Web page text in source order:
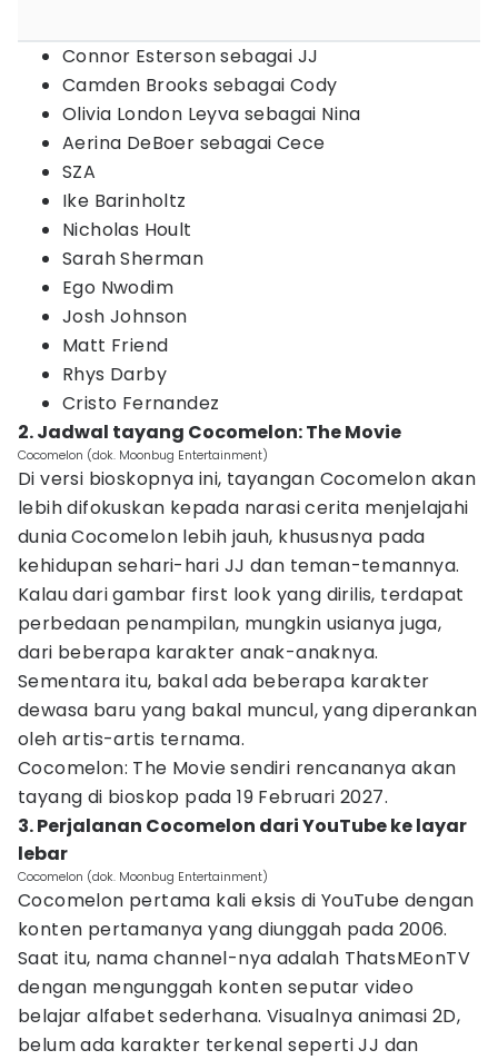
Connor Esterson sebagai JJ
Camden Brooks sebagai Cody
Olivia London Leyva sebagai Nina
Aerina DeBoer sebagai Cece
SZA
Ike Barinholtz
Nicholas Hoult
Sarah Sherman
Ego Nwodim
Josh Johnson
Matt Friend
Rhys Darby
Cristo Fernandez
2. Jadwal tayang Cocomelon: The Movie
Cocomelon (dok. Moonbug Entertainment)
Di versi bioskopnya ini, tayangan Cocomelon akan
lebih difokuskan kepada narasi cerita menjelajahi
dunia Cocomelon lebih jauh, khususnya pada
kehidupan sehari-hari JJ dan teman-temannya.
Kalau dari gambar first look yang dirilis, terdapat
perbedaan penampilan, mungkin usianya juga,
dari beberapa karakter anak-anaknya.
Sementara itu, bakal ada beberapa karakter
dewasa baru yang bakal muncul, yang diperankan
oleh artis-artis ternama.
Cocomelon: The Movie sendiri rencananya akan
tayang di bioskop pada 19 Februari 2027.
3. Perjalanan Cocomelon dari YouTube ke layar
lebar
Cocomelon (dok. Moonbug Entertainment)
Cocomelon pertama kali eksis di YouTube dengan
konten pertamanya yang diunggah pada 2006.
Saat itu, nama channel-nya adalah ThatsMEonTV
dengan mengunggah konten seputar video
belajar alfabet sederhana. Visualnya animasi 2D,
belum ada karakter terkenal seperti JJ dan